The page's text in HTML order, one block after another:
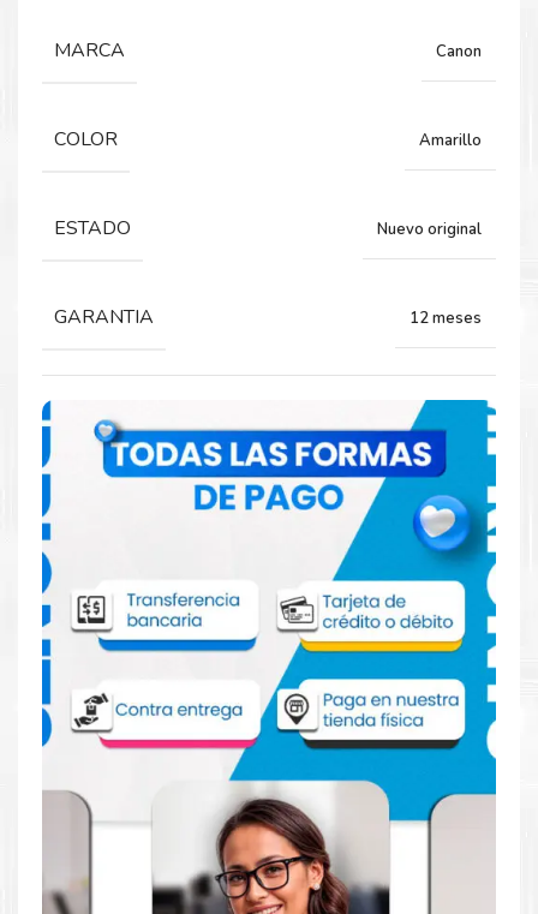
imageRUNNER ADVANCE C7565i, C7570i,
66,500 Páginas
Comprar Toner Canon GPR-56 Amarillo
para impresora 7565 7570 7580
Aprovecha nuestra experiencia y atención para adquirir tus
productos. Tenemos promociones todos los dias. Escríbenos o
visítanos hoy para encontrar la solución perfecta para tu
, como laToner Canon GPR-56 Amarillo para
impresora 7565 7570 7580.
Dónde comprar Toner para impresora
7565 7570 7580 en Lima o para provincia
MARCA Canon
COLOR Amarillo
ESTADO Nuevo original
GARANTIA 12 meses